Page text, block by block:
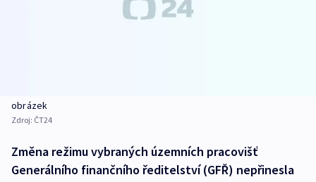
obrázek
Zdroj: ČT24
Změna režimu vybraných územních pracovišť
Generálního finančního ředitelství (GFŘ) nepřinesla